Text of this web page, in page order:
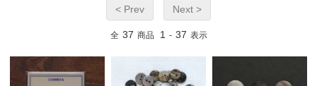
< Prev Next >
全 37 商品 1 - 37 表示